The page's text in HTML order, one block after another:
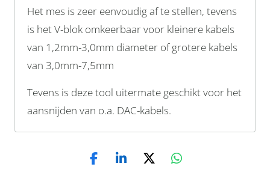
Het mes is zeer eenvoudig af te stellen, tevens
is het V-blok omkeerbaar voor kleinere kabels
van 1,2mm-3,0mm diameter of grotere kabels
van 3,0mm-7,5mm
Tevens is deze tool uitermate geschikt voor het
aansnijden van o.a. DAC-kabels.